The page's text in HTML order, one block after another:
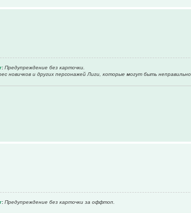
: Предупреждение без карточки.
новичков и других персонажей Лиги, которые могут быть
: Предупреждение без карточки за оффтоп.